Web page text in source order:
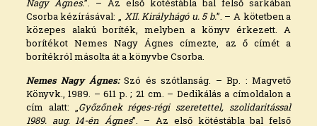
Nagy Ágnes.”. – Az első kötéstábla bal felső sarkában
Csorba kézírásával: „ XII. Királyhágó u. 5 b.”. – A kötetben a
közepes alakú boríték, melyben a könyv érkezett. A
borítékot Nemes Nagy Ágnes címezte, az ő címét a
borítékról másolta át a könyvbe Csorba.
Nemes Nagy Ágnes:Szó és szótlanság. – Bp. : Magvető
Könyvk., 1989. – 611 p. ; 21 cm. – Dedikálás a címoldalon a
cím alatt: „Győzőnek réges-régi szeretettel, szolidaritással
1989. aug. 14-én Ágnes”. – Az első kötéstábla bal felső